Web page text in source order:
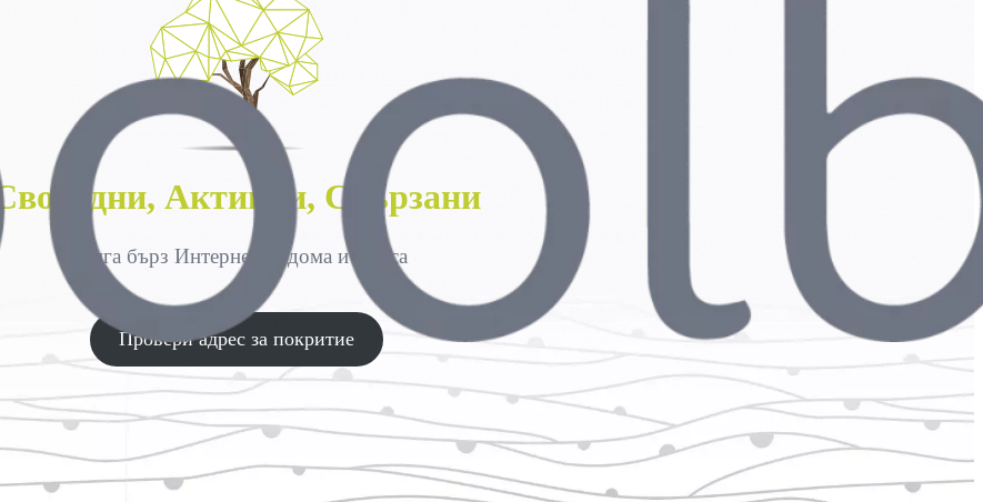
Свободни, Активни, Свързани
с Гига бърз Интернет за дома и офиса
Провери адрес за покритие